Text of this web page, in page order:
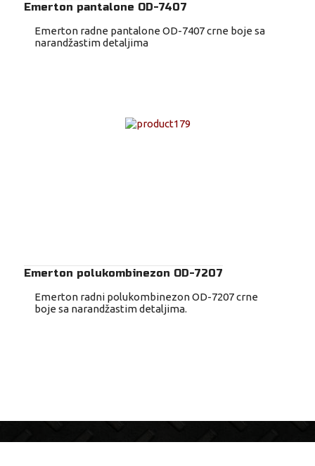
Emerton pantalone OD-7407
Emerton radne pantalone OD-7407 crne boje sa
narandžastim detaljima
Emerton polukombinezon OD-7207
Emerton radni polukombinezon OD-7207 crne
boje sa narandžastim detaljima.